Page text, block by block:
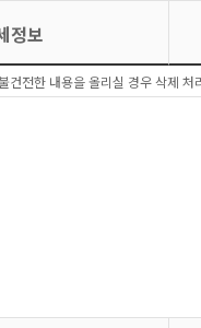
정보
건전한 내용을 올리실 경우 삭제